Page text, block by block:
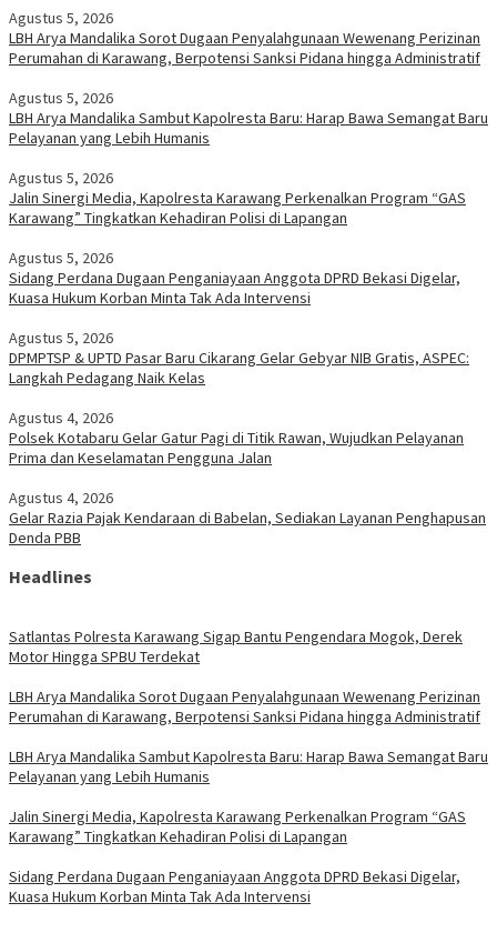
Agustus 5, 2026
LBH Arya Mandalika Sorot Dugaan Penyalahgunaan Wewenang Perizinan
Perumahan di Karawang, Berpotensi Sanksi Pidana hingga Administratif
Agustus 5, 2026
LBH Arya Mandalika Sambut Kapolresta Baru: Harap Bawa Semangat Baru
Pelayanan yang Lebih Humanis
Agustus 5, 2026
Jalin Sinergi Media, Kapolresta Karawang Perkenalkan Program “GAS
Karawang” Tingkatkan Kehadiran Polisi di Lapangan
Agustus 5, 2026
Sidang Perdana Dugaan Penganiayaan Anggota DPRD Bekasi Digelar,
Kuasa Hukum Korban Minta Tak Ada Intervensi
Agustus 5, 2026
DPMPTSP & UPTD Pasar Baru Cikarang Gelar Gebyar NIB Gratis, ASPEC:
Langkah Pedagang Naik Kelas
Agustus 4, 2026
Polsek Kotabaru Gelar Gatur Pagi di Titik Rawan, Wujudkan Pelayanan
Prima dan Keselamatan Pengguna Jalan
Agustus 4, 2026
Gelar Razia Pajak Kendaraan di Babelan, Sediakan Layanan Penghapusan
Denda PBB
Headlines
Satlantas Polresta Karawang Sigap Bantu Pengendara Mogok, Derek
Motor Hingga SPBU Terdekat
LBH Arya Mandalika Sorot Dugaan Penyalahgunaan Wewenang Perizinan
Perumahan di Karawang, Berpotensi Sanksi Pidana hingga Administratif
LBH Arya Mandalika Sambut Kapolresta Baru: Harap Bawa Semangat Baru
Pelayanan yang Lebih Humanis
Jalin Sinergi Media, Kapolresta Karawang Perkenalkan Program “GAS
Karawang” Tingkatkan Kehadiran Polisi di Lapangan
Sidang Perdana Dugaan Penganiayaan Anggota DPRD Bekasi Digelar,
Kuasa Hukum Korban Minta Tak Ada Intervensi